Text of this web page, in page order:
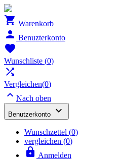
 Warenkorb
 Benuzterkonto

Wunschliste (0)

Vergleichen(0)
 Nach oben
Benutzerkonto 
Wunschzettel (0)
vergleichen (0)
 Anmelden